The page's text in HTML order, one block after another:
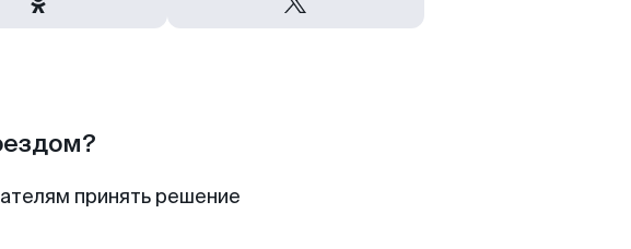
принять решение